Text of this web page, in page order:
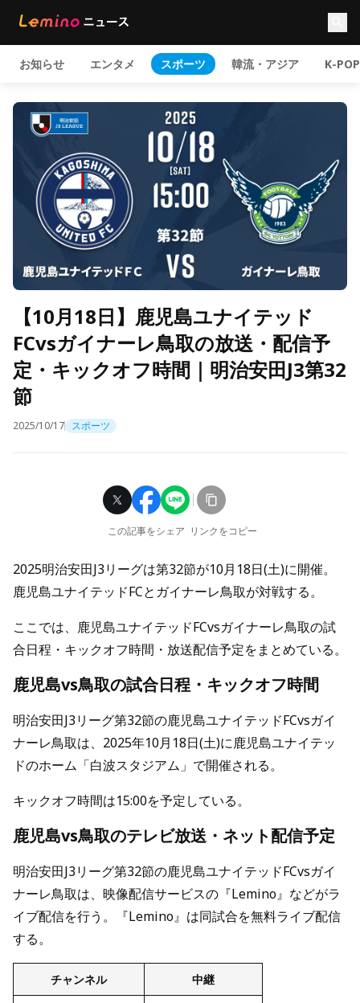
お知らせ エンタメ スポーツ 韓流・アジア K-POP
【10月18日】鹿児島ユナイテッド
FCvsガイナーレ鳥取の放送・配信予
定・キックオフ時間｜明治安田J3第32
節
2025/10/17 スポーツ
この記事をシェア リンクをコピー
2025明治安田J3リーグは第32節が10月18日(土)に開催。
鹿児島ユナイテッドFCとガイナーレ鳥取が対戦する。
ここでは、鹿児島ユナイテッドFCvsガイナーレ鳥取の試
合日程・キックオフ時間・放送配信予定をまとめている。
鹿児島vs鳥取の試合日程・キックオフ時間
明治安田J3リーグ第32節の鹿児島ユナイテッドFCvsガイ
ナーレ鳥取は、2025年10月18日(土)に鹿児島ユナイテッ
ドのホーム「白波スタジアム」で開催される。
キックオフ時間は15:00を予定している。
鹿児島vs鳥取のテレビ放送・ネット配信予定
明治安田J3リーグ第32節の鹿児島ユナイテッドFCvsガイ
ナーレ鳥取は、映像配信サービスの『Lemino』などがラ
イブ配信を行う。『Lemino』は同試合を無料ライブ配信
する。
チャンネル 中継